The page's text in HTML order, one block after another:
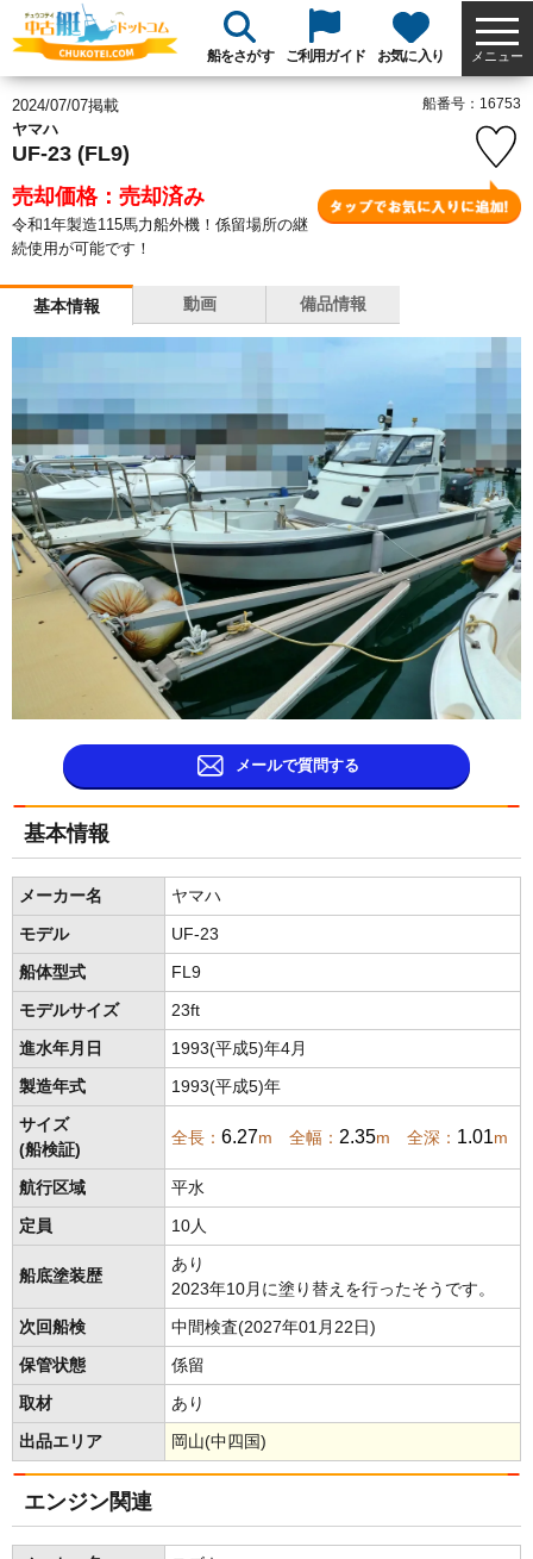
船をさがす ご利用ガイド お気に入り メニュー
2024/07/07掲載
ヤマハ
UF-23 (FL9)
売却価格：売却済み
令和1年製造115馬力船外機！係留場所の継
続使用が可能です！
船番号：16753
基本情報 動画 備品情報
メールで質問する
基本情報
メーカー名 ヤマハ
モデル UF-23
船体型式 FL9
モデルサイズ 23ft
進水年月日 1993(平成5)年4月
製造年式 1993(平成5)年
サイズ
(船検証)
全長： 6.27m 全幅： 2.35m 全深： 1.01m
航行区域 平水
定員 10人
船底塗装歴
あり
2023年10月に塗り替えを行ったそうです。
次回船検 中間検査(2027年01月22日)
保管状態 係留
取材 あり
出品エリア 岡山(中四国)
エンジン関連